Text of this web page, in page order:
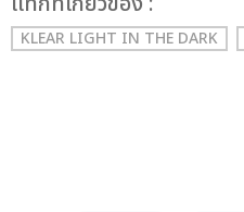
KLEAR LIGHT IN THE DARK